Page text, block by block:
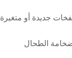
جديدة أو متغيرة
الطحال